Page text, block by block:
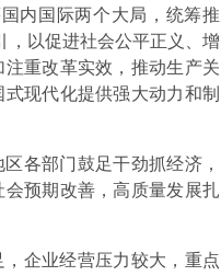
内国际两个大局，统筹推
，以促进社会公平正义、增
重改革实效，推动生产关
现代化提供强大动力和制
各部门鼓足干劲抓经济，
预期改善，高质量发展扎
企业经营压力较大，重点